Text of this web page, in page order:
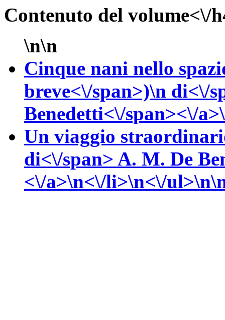
Contenuto del volume<\/
\n\n
Cinque nani nello
breve<\/span>)\n di<\/
Benedetti<\/span><\/
Un viaggio
di<\/span> A. M. De
<\/a>\n<\/li>\n<\/